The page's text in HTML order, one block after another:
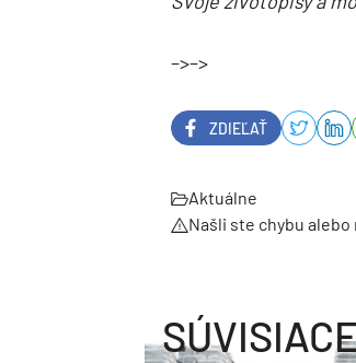
–>–>
ZDIEĽAŤ
Aktuálne
Našli ste chybu